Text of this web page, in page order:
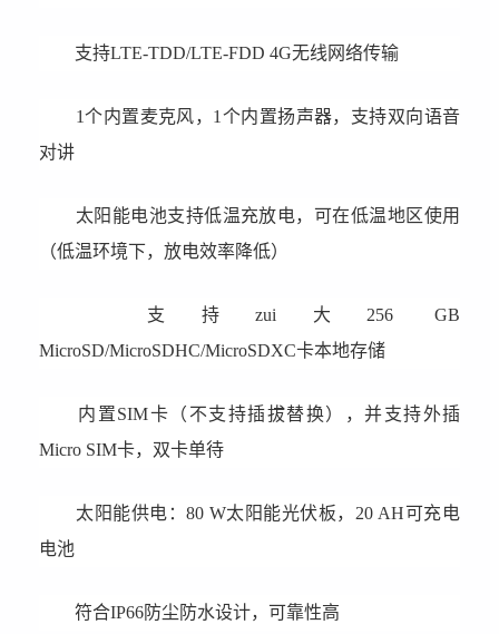
支持LTE-TDD/LTE-FDD 4G无线网络传输
1个内置麦克风，1个内置扬声器，支持双向语音
对讲
太阳能电池支持低温充放电，可在低温地区使用
（低温环境下，放电效率降低）
支持zui大256 GB
MicroSD/MicroSDHC/MicroSDXC卡本地存储
内置SIM卡（不支持插拔替换），并支持外插
Micro SIM卡，双卡单待
太阳能供电：80 W太阳能光伏板，20 AH可充电
电池
符合IP66防尘防水设计，可靠性高